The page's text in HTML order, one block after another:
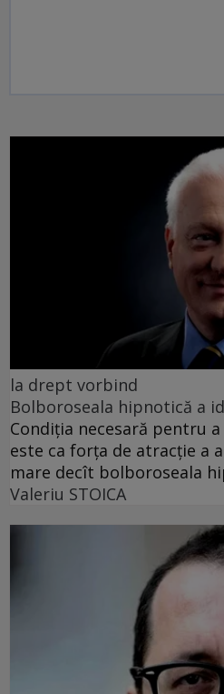
la drept vorbind
Bolboroseala hipnotică a
Condiția necesară pentru
este ca forța de atracție a
mare decît bolboroseala
Valeriu STOICA